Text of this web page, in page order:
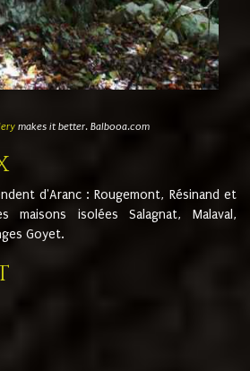
makes it better. Balbooa.com
d'Aranc : Rougemont, Résinand et
maisons isolées Salagnat, Malaval,
Goyet.